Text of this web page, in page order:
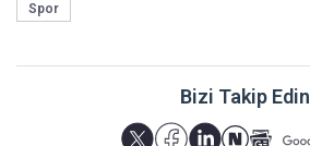
Spor
Bizi Takip Edin